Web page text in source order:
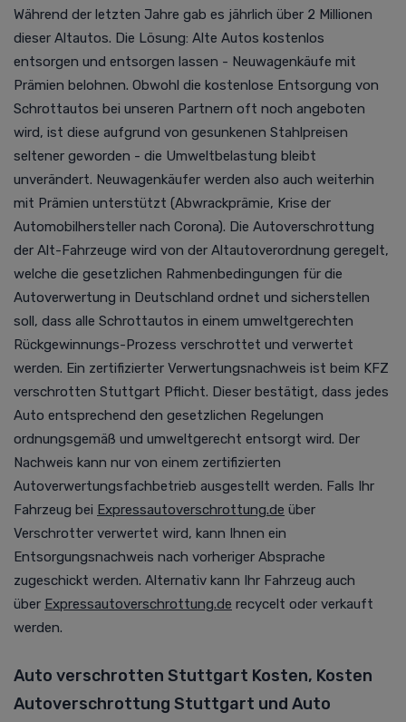
Während der letzten Jahre gab es jährlich über 2 Millionen
dieser Altautos. Die Lösung: Alte Autos kostenlos
entsorgen und entsorgen lassen - Neuwagenkäufe mit
Prämien belohnen. Obwohl die kostenlose Entsorgung von
Schrottautos bei unseren Partnern oft noch angeboten
wird, ist diese aufgrund von gesunkenen Stahlpreisen
seltener geworden - die Umweltbelastung bleibt
unverändert. Neuwagenkäufer werden also auch weiterhin
mit Prämien unterstützt (Abwrackprämie, Krise der
Automobilhersteller nach Corona). Die Autoverschrottung
der Alt-Fahrzeuge wird von der Altautoverordnung geregelt,
welche die gesetzlichen Rahmenbedingungen für die
Autoverwertung in Deutschland ordnet und sicherstellen
soll, dass alle Schrottautos in einem umweltgerechten
Rückgewinnungs-Prozess verschrottet und verwertet
werden. Ein zertifizierter Verwertungsnachweis ist beim KFZ
verschrotten Stuttgart Pflicht. Dieser bestätigt, dass jedes
Auto entsprechend den gesetzlichen Regelungen
ordnungsgemäß und umweltgerecht entsorgt wird. Der
Nachweis kann nur von einem zertifizierten
Autoverwertungsfachbetrieb ausgestellt werden. Falls Ihr
Fahrzeug bei Expressautoverschrottung.de über
Verschrotter verwertet wird, kann Ihnen ein
Entsorgungsnachweis nach vorheriger Absprache
zugeschickt werden. Alternativ kann Ihr Fahrzeug auch
über Expressautoverschrottung.de recycelt oder verkauft
werden.
Auto verschrotten Stuttgart Kosten, Kosten
Autoverschrottung Stuttgart und Auto